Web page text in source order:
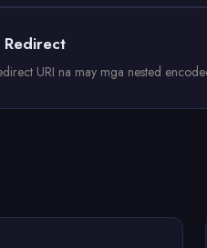
Redirect
URI na may mga nested